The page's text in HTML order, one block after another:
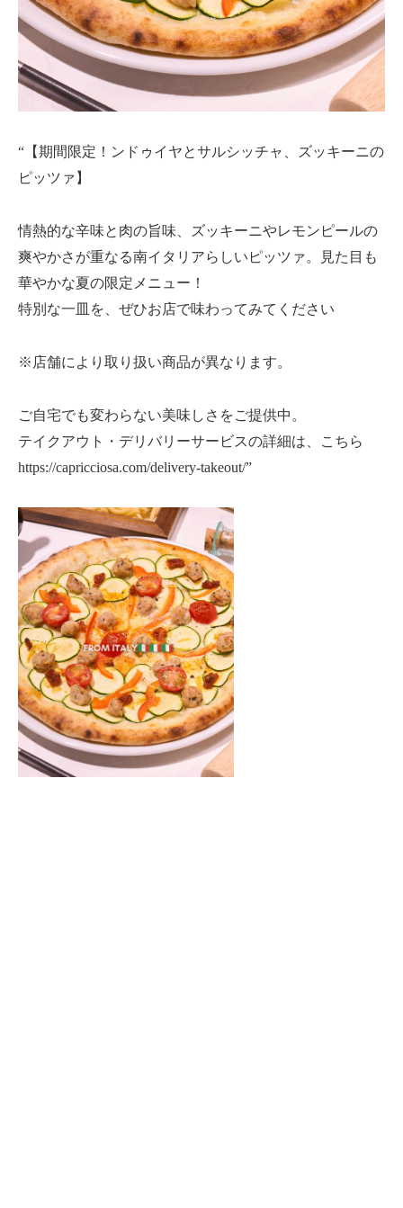
“【期間限定！ンドゥイヤとサルシッチャ、ズッキーニの
ピッツァ】
情熱的な辛味と肉の旨味、ズッキーニやレモンピールの
爽やかさが重なる南イタリアらしいピッツァ。見た目も
華やかな夏の限定メニュー！
特別な一皿を、ぜひお店で味わってみてください
※店舗により取り扱い商品が異なります。
ご自宅でも変わらない美味しさをご提供中。
テイクアウト・デリバリーサービスの詳細は、こちら
https://capricciosa.com/delivery-takeout/”